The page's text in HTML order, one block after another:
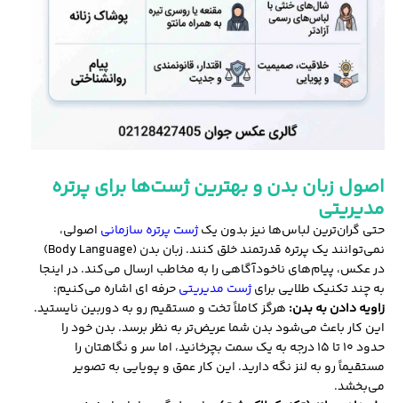
اصول زبان بدن و بهترین ژست‌ها برای پرتره
مدیریتی
حتی گران‌ترین لباس‌ها نیز بدون یکژست پرتره سازمانی اصولی،
نمی‌توانند یک پرتره قدرتمند خلق کنند. زبان بدن (Body Language)
در عکس، پیام‌های ناخودآگاهی را به مخاطب ارسال می‌کند. در اینجا
به چند تکنیک طلایی برایژست‌ مدیریتیحرفه ای اشاره می‌کنیم:
زاویه دادن به بدن: هرگز کاملاً تخت و مستقیم رو به دوربین نایستید.
این کار باعث می‌شود بدن شما عریض‌تر به نظر برسد. بدن خود را
حدود ۱۰ تا ۱۵ درجه به یک سمت بچرخانید، اما سر و نگاهتان را
مستقیماً رو به لنز نگه دارید. این کار عمق و پویایی به تصویر
می‌بخشد.